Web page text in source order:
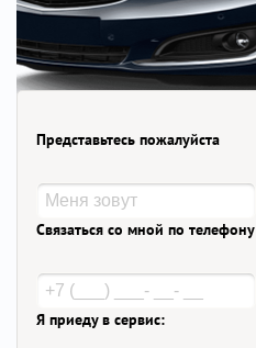
Представьтесь пожалуйста
Связаться со мной по телефону
Я приеду в сервис: